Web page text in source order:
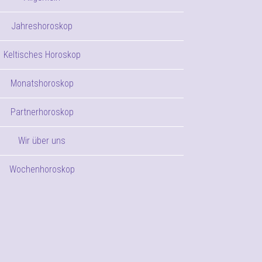
Jahreshoroskop
Keltisches Horoskop
Monatshoroskop
Partnerhoroskop
Wir über uns
Wochenhoroskop